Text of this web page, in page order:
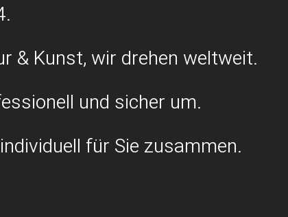
& Kunst, wir drehen weltweit.
und sicher um.
für Sie zusammen.